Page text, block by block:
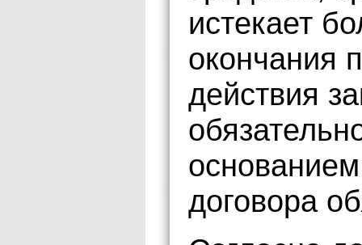
истекает
окончания
действия
договора